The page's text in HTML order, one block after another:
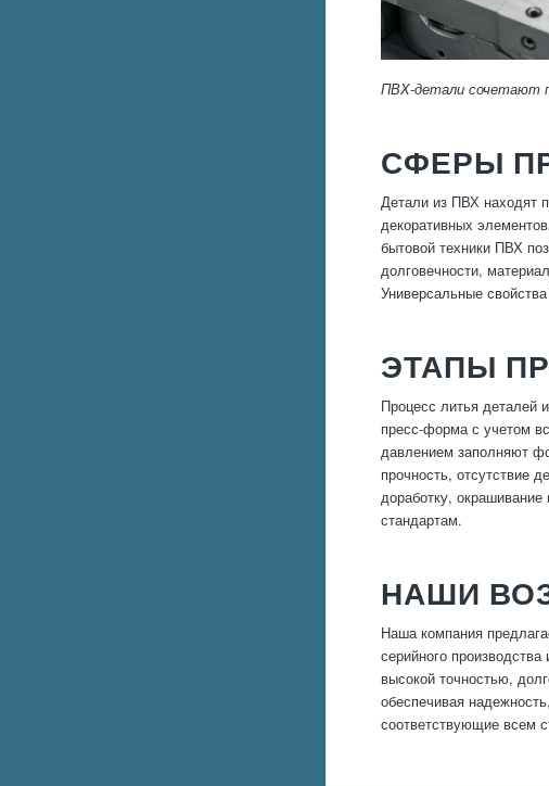
ПВХ-детали сочетают
СФЕРЫ
Детали из ПВХ находят
декоративных
бытовой техники ПВХ
долговечности,
Универсальные
ЭТАПЫ
Процесс литья деталей
пресс-форма с учетом
давлением заполняют
прочность, отсутствие
доработку,
стандартам.
НАШИ
Наша компания
серийного
высокой точностью,
обеспечивая
соответствующие всем